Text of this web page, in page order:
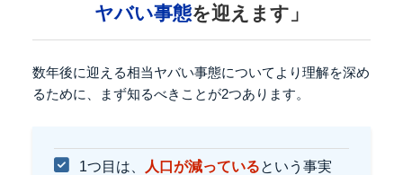
ヤバい事態を迎えます」
数年後に迎える相当ヤバい事態についてより理解を深め
るために、
まず知るべきことが2つあります。
1つ目は、 人口が減っているという事実